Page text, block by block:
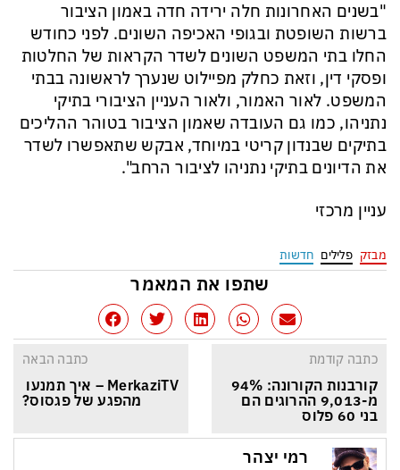
"בשנים האחרונות חלה ירידה חדה באמון הציבור
ברשות השופטת ובגופי האכיפה השונים. לפני כחודש
החלו בתי המשפט השונים לשדר הקראות של החלטות
ופסקי דין, וזאת כחלק מפיילוט שנערך לראשונה בבתי
המשפט. לאור האמור, ולאור העניין הציבורי בתיקי
נתניהו, כמו גם העובדה שאמון הציבור בטוהר ההליכים
בתיקים שבנדון קריטי במיוחד, אבקש שתאפשרו לשדר
את הדיונים בתיקי נתניהו לציבור הרחב".
עניין מרכזי
מבזק פלילים חדשות
שתפו את המאמר
כתבה קודמת
מ-9,013 ההרוגים הם
בני 60 פלוס
כתבה הבאה
MerkaziTV – איך תמנעו
מהפגע של פגסוס?
רמי יצהר